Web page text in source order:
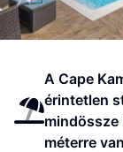
A Cape
érintetlen
mindössze
méterre